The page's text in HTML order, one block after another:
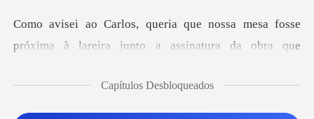
Baixar App
sinatura da obra que
infân
Capítulos Desbloqueados